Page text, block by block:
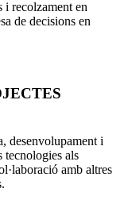
i recolzament en
de decisions en
desenvolupament i
tecnologies als
amb altres